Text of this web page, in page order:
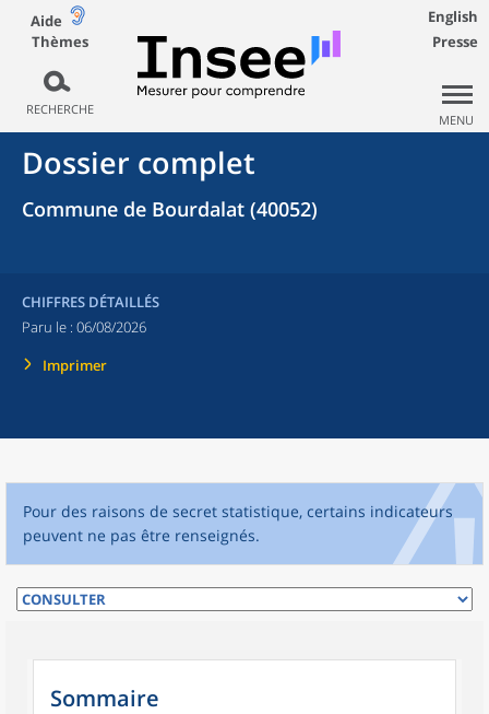
Aide
Thèmes
RECHERCHE
English
Presse
MENU
Dossier complet
Commune de Bourdalat (40052)
CHIFFRES DÉTAILLÉS
Paru le : 06/08/2026
Imprimer
Pour des raisons de secret statistique, certains indicateurs
peuvent ne pas être renseignés.
Sommaire